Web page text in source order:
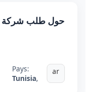
حول طلب شركة
Pays:
Tunisia,
ar